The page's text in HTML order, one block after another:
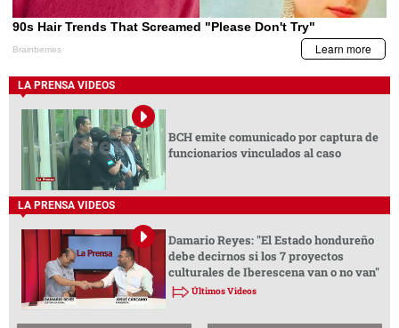
LA PRENSA VIDEOS
BCH emite comunicado por captura de
funcionarios vinculados al caso
LA PRENSA VIDEOS
Damario Reyes: "El Estado hondureño
debe decirnos si los 7 proyectos
culturales de Iberescena van o no van"
Últimos Videos